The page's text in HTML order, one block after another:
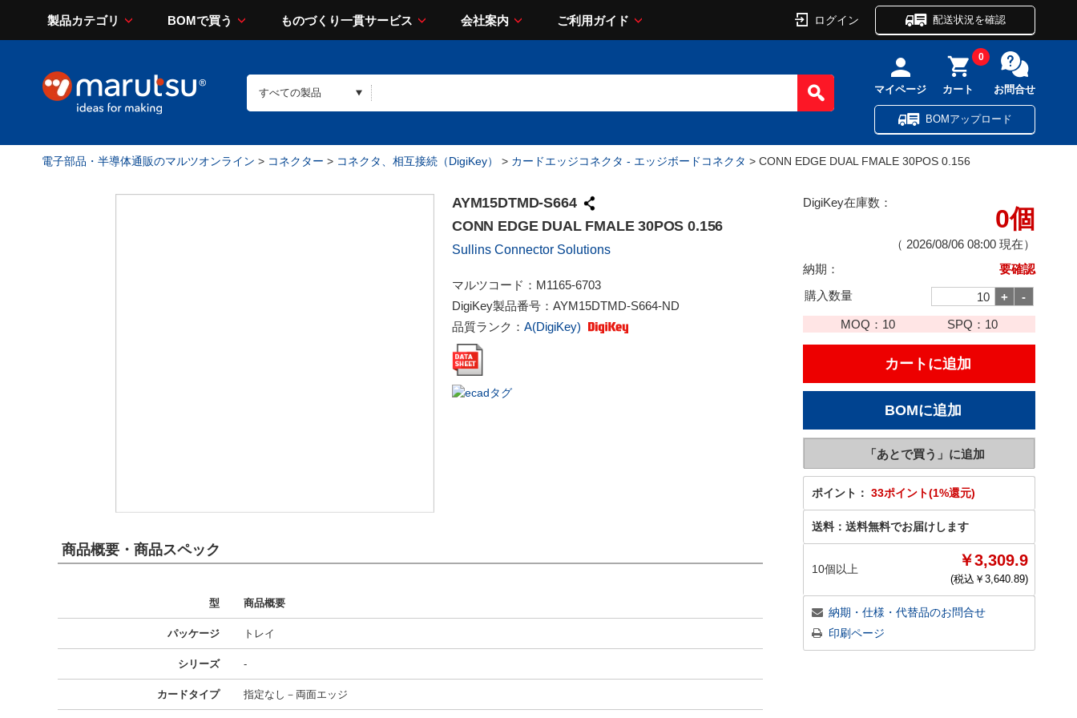
製品カテゴリ BOMで買う ものづくり一貫サービス 会社案内 ご利用ガイド ログイン 配送状況を確認
マイページ カート
0
お問合せ
BOMアップロード
電子部品・半導体通販のマルツオンライン > コネクター > コネクタ、相互接続（DigiKey） > カードエッジコネクタ - エッジボードコネクタ > CONN EDGE DUAL FMALE 30POS 0.156
AYM15DTMD-S664
CONN EDGE DUAL FMALE 30POS 0.156
Sullins Connector Solutions
マルツコード： M1165-6703
DigiKey製品番号： AYM15DTMD-S664-ND
品質ランク： A(DigiKey)
DigiKey在庫数：
0個
（ 2026/08/06 08:00 現在）
納期：
要確認
購入数量
MOQ： 10 SPQ： 10
ポイント： 33ポイント(1%還元)
送料： 送料無料でお届けします
10個以上 ￥3,309.9
(税込￥ 3,640.89)
納期・仕様・代替品のお問合せ
印刷ページ
商品概要・商品スペック
型 商品概要
パッケージ トレイ
シリーズ -
カードタイプ 指定なし－両面エッジ